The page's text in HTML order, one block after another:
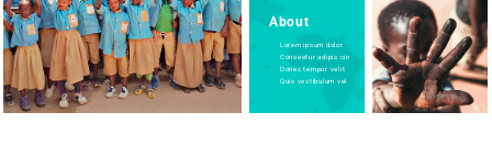
Lorem ipsum dolor
Conseetur adipis cin
Donec tempor velit
Quis vestibulum vel
About